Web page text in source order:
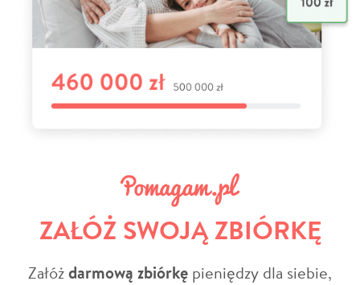
ZAŁÓŻ SWOJĄ ZBIÓRKĘ
Załóżdarmową zbiórkę pieniędzy dla siebie,